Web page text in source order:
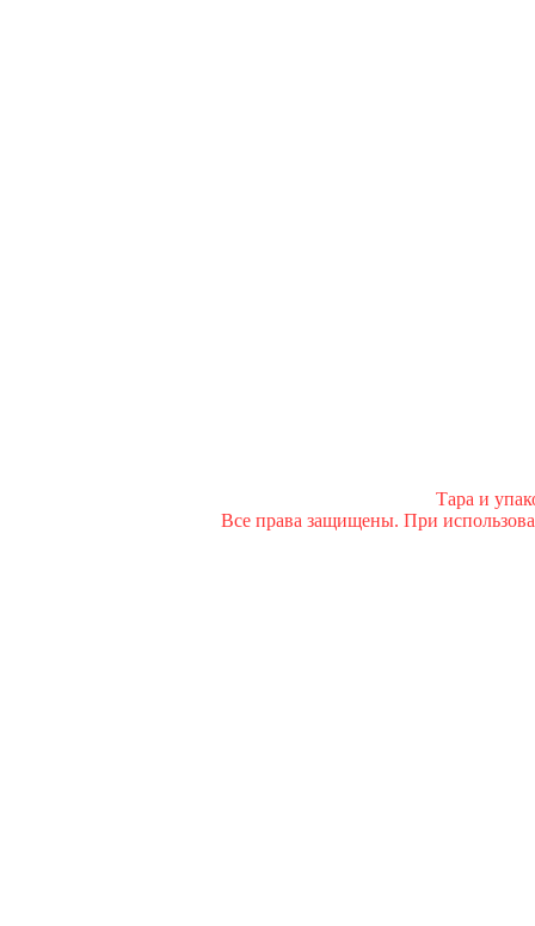
Тара и
Все права защищены. При